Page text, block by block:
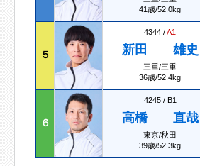
41歳/52.0kg
５
4344 /A1
新田 雄史
三重/三重
36歳/52.4kg
６
4245 / B1
高橋 直哉
東京/秋田
39歳/52.3kg